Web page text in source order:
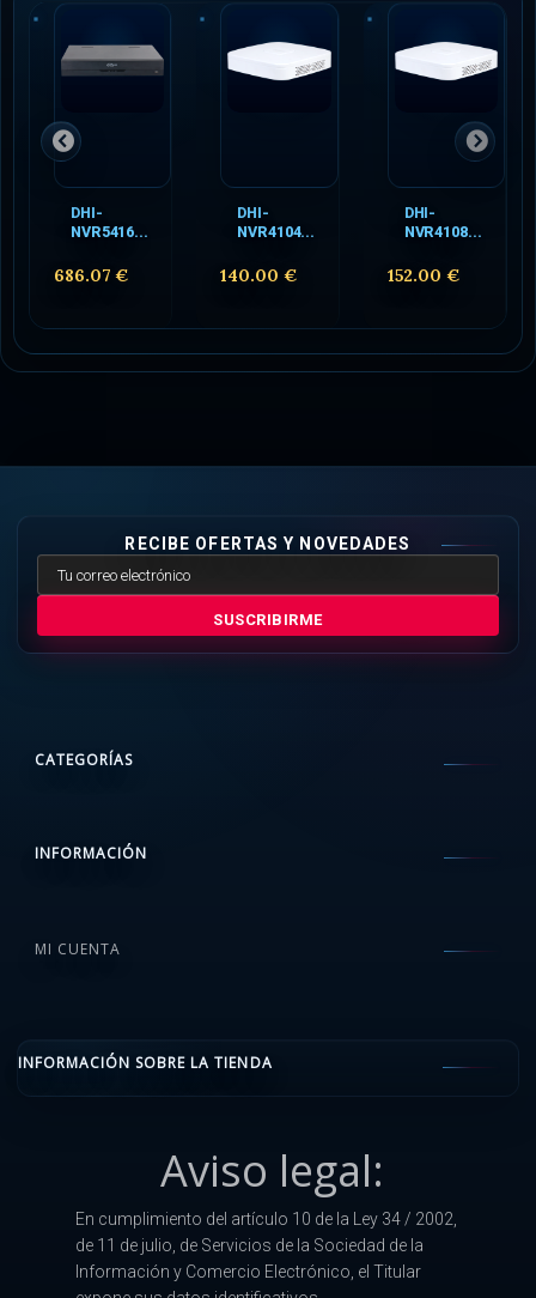
DHI-
NVR5416...
686.07 €
DHI-
NVR4104...
140.00 €
DHI-
NVR4108...
152.00 €
RECIBE OFERTAS Y NOVEDADES
SUSCRIBIRME
CATEGORÍAS
INFORMACIÓN
MI CUENTA
INFORMACIÓN SOBRE LA TIENDA
Aviso legal:
En cumplimiento del artículo 10 de la Ley 34 / 2002,
de 11 de julio, de Servicios de la Sociedad de la
Información y Comercio Electrónico, el Titular